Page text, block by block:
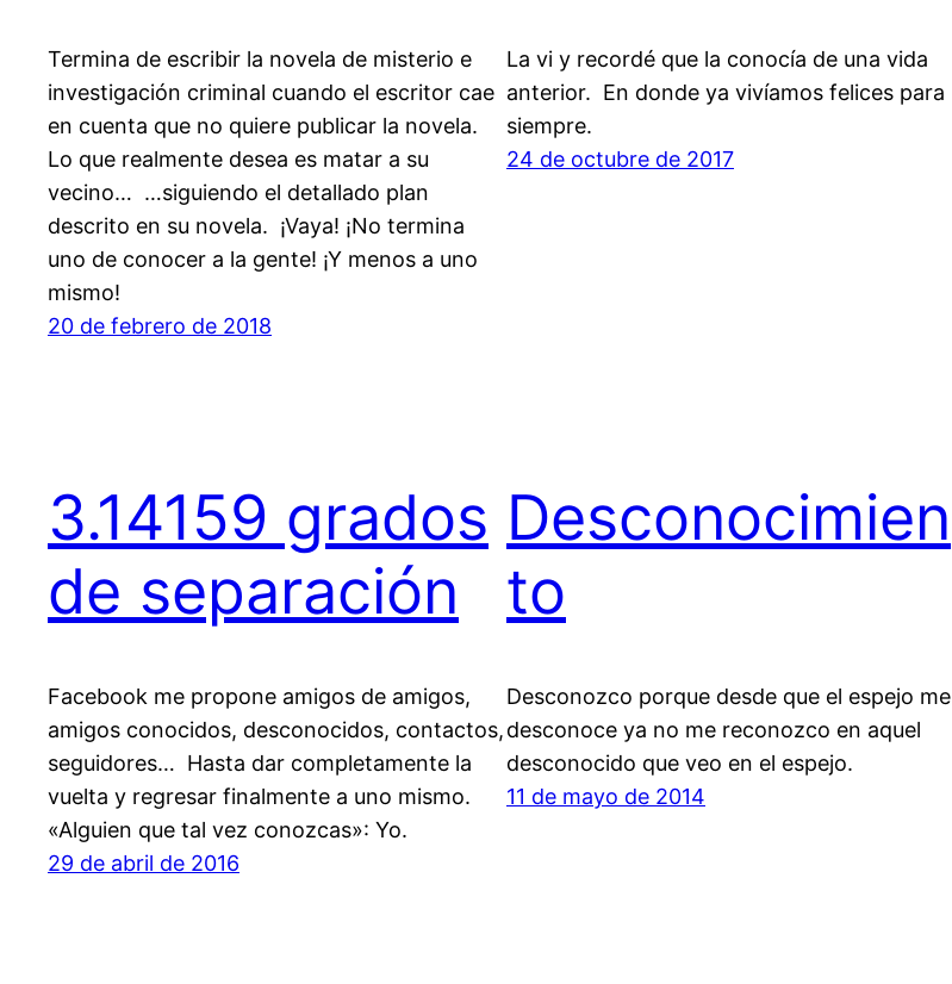
Termina de escribir la novela de misterio e
investigación criminal cuando el escritor cae
en cuenta que no quiere publicar la novela.
Lo que realmente desea es matar a su
vecino… …siguiendo el detallado plan
descrito en su novela. ¡Vaya! ¡No termina
uno de conocer a la gente! ¡Y menos a uno
mismo!
20 de febrero de 2018
La vi y recordé que la conocía de una vida
anterior. En donde ya vivíamos felices para
siempre.
24 de octubre de 2017
3.14159 grados
de separación
Facebook me propone amigos de amigos,
amigos conocidos, desconocidos, contactos,
seguidores… Hasta dar completamente la
vuelta y regresar finalmente a uno mismo.
«Alguien que tal vez conozcas»: Yo.
29 de abril de 2016
Desconocimien
to
Desconozco porque desde que el espejo me
desconoce ya no me reconozco en aquel
desconocido que veo en el espejo.
11 de mayo de 2014